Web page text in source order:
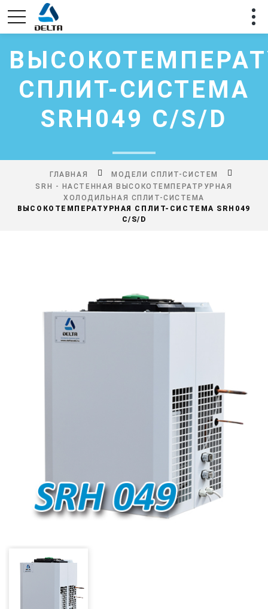
СПЛИТ-СИСТЕМА
SRH049 C/S/D
ГЛАВНАЯ
МОДЕЛИ СПЛИТ-СИСТЕМ
SRH - НАСТЕННАЯ ВЫСОКОТЕМПЕРАТРУРНАЯ
ХОЛОДИЛЬНАЯ СПЛИТ-СИСТЕМА
ВЫСОКОТЕМПЕРАТУРНАЯ СПЛИТ-СИСТЕМА SRH049
C/S/D